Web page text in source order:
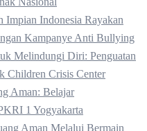
Impian Indonesia Rayakan
Kampanye Anti Bullying
Melindungi Diri: Penguatan
Children Crisis Center
Aman: Belajar
1 Yogyakarta
Aman Melalui Bermain